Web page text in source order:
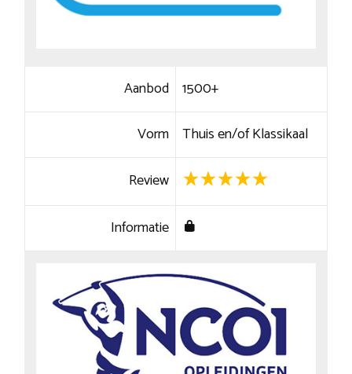
Aanbod 1500+
Vorm Thuis en/of Klassikaal
Review
Informatie